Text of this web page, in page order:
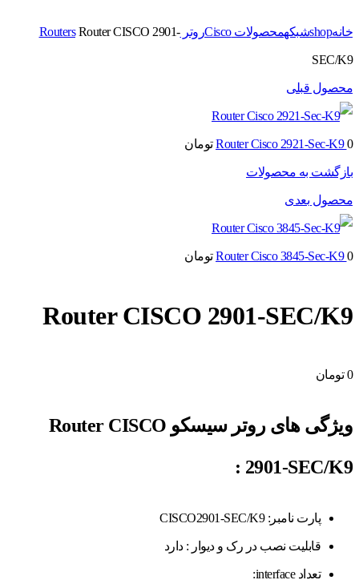
خانهshopشبکهمحصولات Cisco روتر RoutersRouter CISCO 2901-
SEC/K9
محصول قبلی
Router Cisco 2921-Sec-K90 تومان
بازگشت به محصولات
محصول بعدی
Router Cisco 3845-Sec-K90 تومان
Router CISCO 2901-SEC/K9
0 تومان
ویژگی های روتر سیسکو Router CISCO
2901-SEC/K9
:
پارت نامبر: CISCO2901-SEC/K9
قابلیت نصب در رک و دیوار : دارد
تعداد interface: